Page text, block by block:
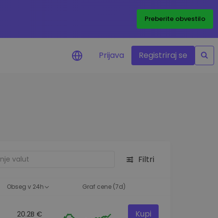
Preberite obvestilo
Prijava Registriraj se
Filtri
Obseg v 24h Graf cene (7d)
20.2B € Kupi